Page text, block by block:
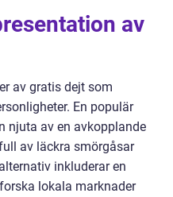
av
av gratis dejt som
En populär
njuta av en avkopplande
av läckra smörgåsar
inkluderar en
lokala marknader